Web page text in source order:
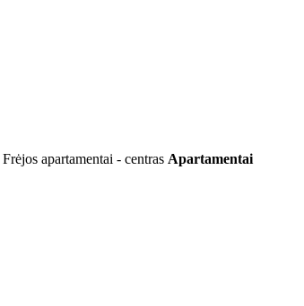
Frėjos apartamentai - centras Apartamentai